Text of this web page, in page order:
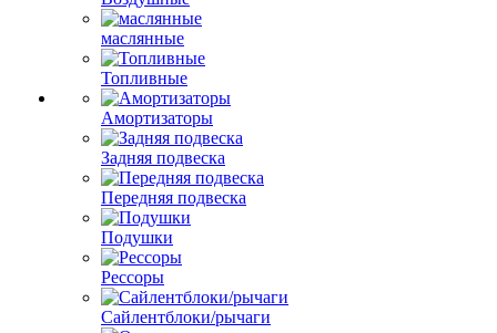
маслянные
Топливные
Амортизаторы
Задняя подвеска
Передняя подвеска
Подушки
Рессоры
Сайлентблоки/рычаги